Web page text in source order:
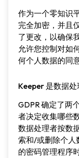
作为一个零知识
完全加密，并且
了更改，以确保
允许您控制对如
何个人数据的同意
Keeper 是数据
GDPR 确定了两
者决定收集哪些
数据处理者按数
索和/或删除个人
的密码管理程序